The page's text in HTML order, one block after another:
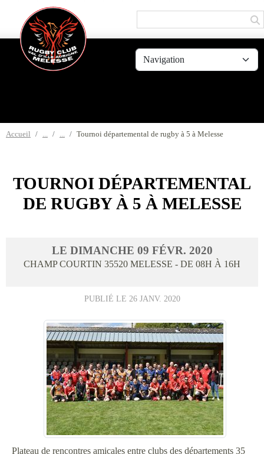
Accueil Tournoi départemental de rugby à 5 à Melesse
TOURNOI DÉPARTEMENTAL
DE RUGBY À 5 À MELESSE
LE DIMANCHE 09 FÉVR. 2020
CHAMP COURTIN 35520 MELESSE - DE 08H À 16H
PUBLIÉ LE 26 JANV. 2020
Plateau de rencontres amicales entre clubs des départements 35
Panneau de gestion des cookies